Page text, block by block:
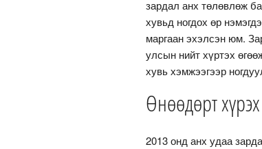
зардал анх төлөвлөж
хувьд ногдох өр
маргаан эхэлсэн юм.
улсын нийт хүртэх
хувь хэмжээгээр
Өнөөдөрт
2013 онд анх удаа